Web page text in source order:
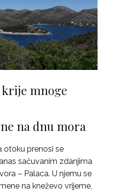
krije mnoge
na dnu mora
otoku prenosi se
sačuvanim zdanjima
– Palaca. U njemu se
na kneževo vrijeme,